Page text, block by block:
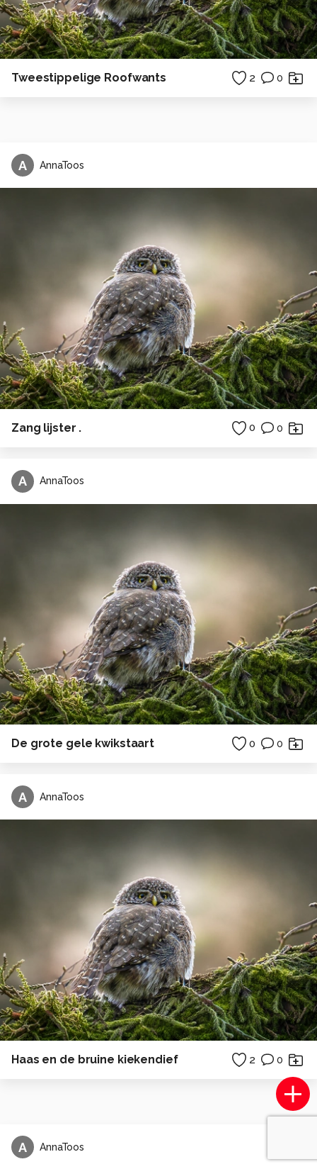
Tweestippelige Roofwants 2 0
A AnnaToos
Zang lijster . 0 0
A AnnaToos
De grote gele kwikstaart 0 0
A AnnaToos
Haas en de bruine kiekendief 2 0
A AnnaToos